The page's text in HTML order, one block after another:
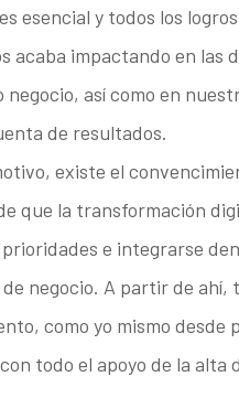
esencial y todos los
acaba impactando en las
negocio, así como en
de resultados.
existe el
que la transformación
prioridades e integrarse
negocio. A partir de ahí,
como yo mismo desde
todo el apoyo de la alta